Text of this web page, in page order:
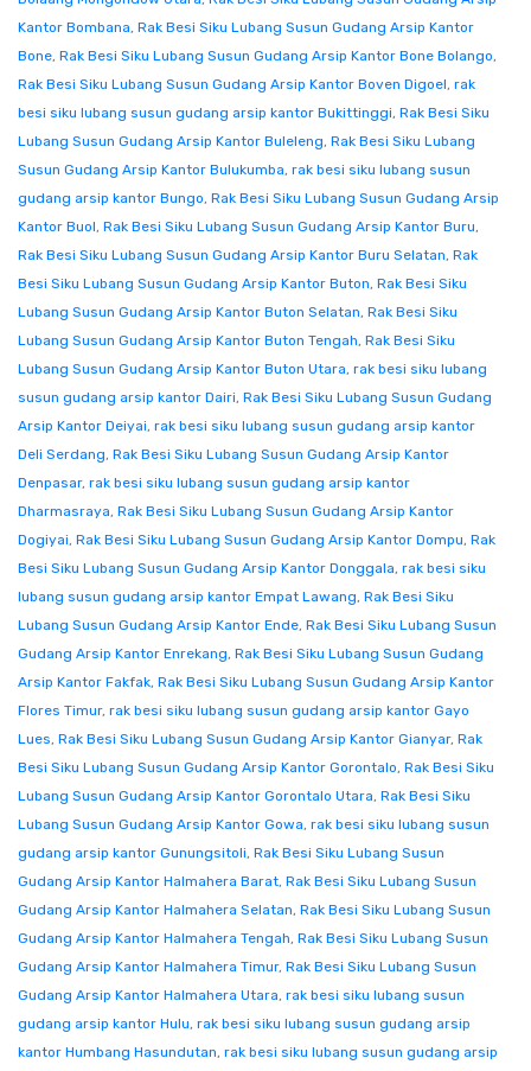
Kantor Bombana, Rak Besi Siku Lubang Susun Gudang Arsip Kantor
Bone, Rak Besi Siku Lubang Susun Gudang Arsip Kantor Bone Bolango,
Rak Besi Siku Lubang Susun Gudang Arsip Kantor Boven Digoel, rak
besi siku lubang susun gudang arsip kantor Bukittinggi, Rak Besi Siku
Lubang Susun Gudang Arsip Kantor Buleleng, Rak Besi Siku Lubang
Susun Gudang Arsip Kantor Bulukumba, rak besi siku lubang susun
gudang arsip kantor Bungo, Rak Besi Siku Lubang Susun Gudang Arsip
Kantor Buol, Rak Besi Siku Lubang Susun Gudang Arsip Kantor Buru,
Rak Besi Siku Lubang Susun Gudang Arsip Kantor Buru Selatan, Rak
Besi Siku Lubang Susun Gudang Arsip Kantor Buton, Rak Besi Siku
Lubang Susun Gudang Arsip Kantor Buton Selatan, Rak Besi Siku
Lubang Susun Gudang Arsip Kantor Buton Tengah, Rak Besi Siku
Lubang Susun Gudang Arsip Kantor Buton Utara, rak besi siku lubang
susun gudang arsip kantor Dairi, Rak Besi Siku Lubang Susun Gudang
Arsip Kantor Deiyai, rak besi siku lubang susun gudang arsip kantor
Deli Serdang, Rak Besi Siku Lubang Susun Gudang Arsip Kantor
Denpasar, rak besi siku lubang susun gudang arsip kantor
Dharmasraya, Rak Besi Siku Lubang Susun Gudang Arsip Kantor
Dogiyai, Rak Besi Siku Lubang Susun Gudang Arsip Kantor Dompu, Rak
Besi Siku Lubang Susun Gudang Arsip Kantor Donggala, rak besi siku
lubang susun gudang arsip kantor Empat Lawang, Rak Besi Siku
Lubang Susun Gudang Arsip Kantor Ende, Rak Besi Siku Lubang Susun
Gudang Arsip Kantor Enrekang, Rak Besi Siku Lubang Susun Gudang
Arsip Kantor Fakfak, Rak Besi Siku Lubang Susun Gudang Arsip Kantor
Flores Timur, rak besi siku lubang susun gudang arsip kantor Gayo
Lues, Rak Besi Siku Lubang Susun Gudang Arsip Kantor Gianyar, Rak
Besi Siku Lubang Susun Gudang Arsip Kantor Gorontalo, Rak Besi Siku
Lubang Susun Gudang Arsip Kantor Gorontalo Utara, Rak Besi Siku
Lubang Susun Gudang Arsip Kantor Gowa, rak besi siku lubang susun
gudang arsip kantor Gunungsitoli, Rak Besi Siku Lubang Susun
Gudang Arsip Kantor Halmahera Barat, Rak Besi Siku Lubang Susun
Gudang Arsip Kantor Halmahera Selatan, Rak Besi Siku Lubang Susun
Gudang Arsip Kantor Halmahera Tengah, Rak Besi Siku Lubang Susun
Gudang Arsip Kantor Halmahera Timur, Rak Besi Siku Lubang Susun
Gudang Arsip Kantor Halmahera Utara, rak besi siku lubang susun
gudang arsip kantor Hulu, rak besi siku lubang susun gudang arsip
kantor Humbang Hasundutan, rak besi siku lubang susun gudang arsip